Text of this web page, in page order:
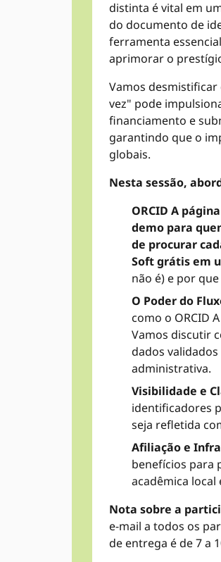
distinta é vital em
do documento de
ferramenta
aprimorar o
Vamos
vez" pode
financiamento e
garantindo que o
globais.
Nesta sessão,
ORCID A
demo para
de procurar
Soft grátis em
não é) e por
O Poder do
como o ORCID
Vamos discutir
dados
administrativa.
Visibilidade e
identificadores
seja refletida
Afiliação e
benefícios para
acadêmica local
Nota sobre a
e-mail a todos os
de entrega é de 7 a